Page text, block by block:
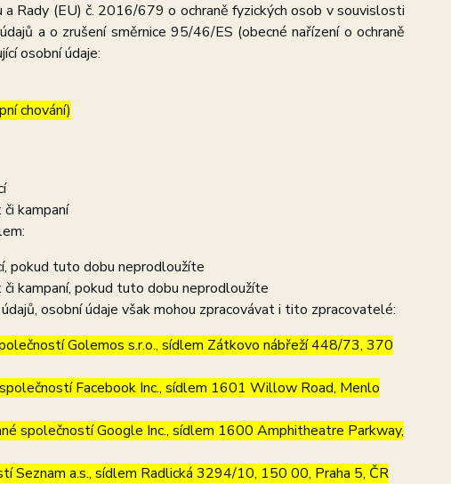
Rady (EU) č. 2016/679 o ochraně fyzických osob v souvislosti
a o zrušení směrnice 95/46/ES (obecné nařízení o ochraně
osobní údaje:
chování)
kampaní
pokud tuto dobu neprodloužíte
kampaní, pokud tuto dobu neprodloužíte
osobní údaje však mohou zpracovávat i tito zpracovatelé:
Golemos s.r.o., sídlem Zátkovo nábřeží 448/73, 370
Facebook Inc., sídlem 1601 Willow Road, Menlo
společností Google Inc., sídlem 1600 Amphitheatre Parkway,
Seznam a.s., sídlem Radlická 3294/10, 150 00, Praha 5, ČR